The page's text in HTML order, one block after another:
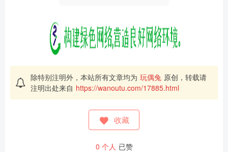
除特别注明外，本站所有文章均为 玩偶兔 原创，转载请
注明出处来自 https://wanoutu.com/17885.html
收藏
0 个人 已赞